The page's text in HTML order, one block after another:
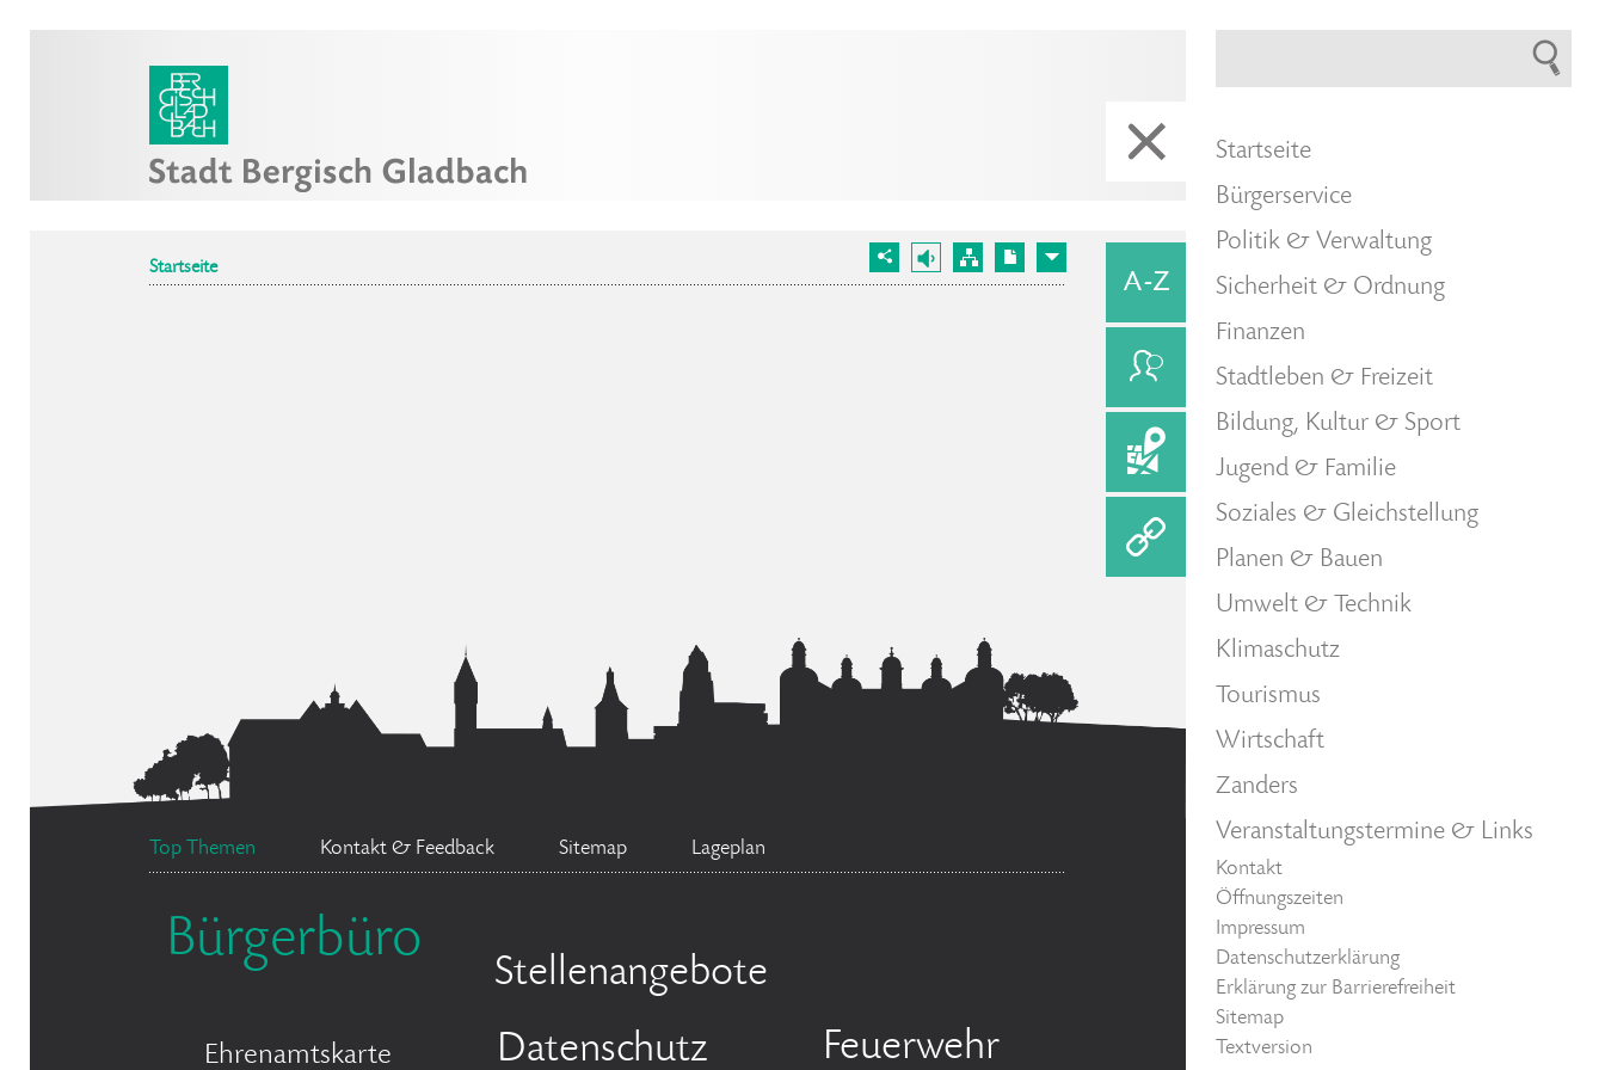
Startseite
Top Themen Kontakt & Feedback Sitemap Lageplan
Bürgerbüro
Stellenangebote
Ehrenamtskarte Datenschutz Feuerwehr
Startseite
Bürgerservice
Politik & Verwaltung
Sicherheit & Ordnung
Finanzen
Stadtleben & Freizeit
Bildung, Kultur & Sport
Jugend & Familie
Soziales & Gleichstellung
Planen & Bauen
Umwelt & Technik
Klimaschutz
Tourismus
Wirtschaft
Zanders
Veranstaltungstermine & Links
Kontakt
Öffnungszeiten
Impressum
Datenschutzerklärung
Erklärung zur Barrierefreiheit
Sitemap
Textversion